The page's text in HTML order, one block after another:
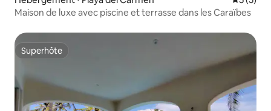
Maison de luxe avec piscine et terrasse dans les Caraïbes
Superhôte
Superhôte